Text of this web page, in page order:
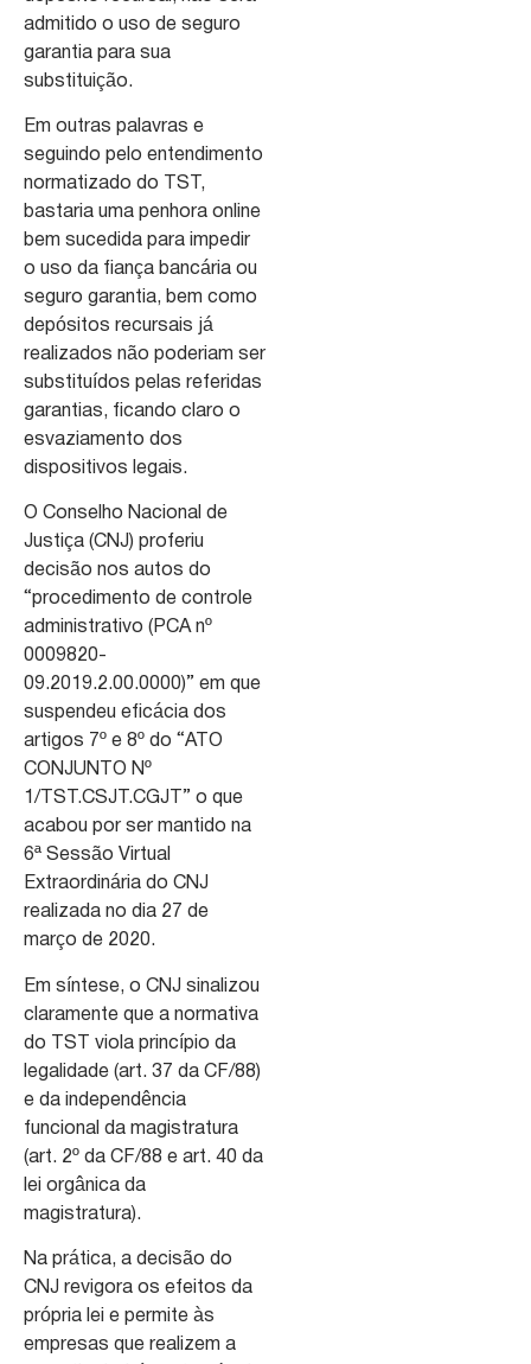
admitido o uso de seguro
garantia para sua
substituição.
Em outras palavras e
seguindo pelo entendimento
normatizado do TST,
bastaria uma penhora online
bem sucedida para impedir
o uso da fiança bancária ou
seguro garantia, bem como
depósitos recursais já
realizados não poderiam ser
substituídos pelas referidas
garantias, ficando claro o
esvaziamento dos
dispositivos legais.
O Conselho Nacional de
Justiça (CNJ) proferiu
decisão nos autos do
“procedimento de controle
administrativo (PCA nº
0009820-
09.2019.2.00.0000)” em que
suspendeu eficácia dos
artigos 7º e 8º do “ATO
CONJUNTO Nº
1/TST.CSJT.CGJT” o que
acabou por ser mantido na
6ª Sessão Virtual
Extraordinária do CNJ
realizada no dia 27 de
março de 2020.
Em síntese, o CNJ sinalizou
claramente que a normativa
do TST viola princípio da
legalidade (art. 37 da CF/88)
e da independência
funcional da magistratura
(art. 2º da CF/88 e art. 40 da
lei orgânica da
magistratura).
Na prática, a decisão do
CNJ revigora os efeitos da
própria lei e permite às
empresas que realizem a